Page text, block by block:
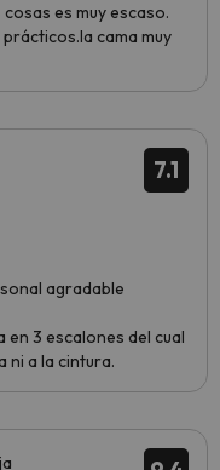
es muy escaso.
cama muy
7.1
agradable
en 3 escalones del cual
ni a la cintura.